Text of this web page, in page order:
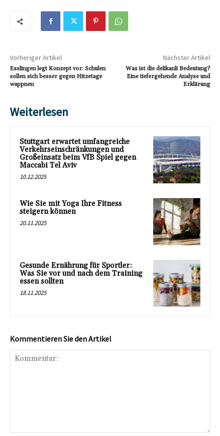
Vorheriger Artikel
Esslingen legt Konzept vor: Schulen
sollen sich besser gegen Hitzetage
wappnen
Nächster Artikel
Was ist die delikanli Bedeutung?
Eine tiefergehende Analyse und
Erklärung
Weiterlesen
Stuttgart erwartet umfangreiche
Verkehrseinschränkungen und
Großeinsatz beim VfB Spiel gegen
Maccabi Tel Aviv
10.12.2025
Wie Sie mit Yoga Ihre Fitness
steigern können
20.11.2025
Gesunde Ernährung für Sportler:
Was Sie vor und nach dem Training
essen sollten
18.11.2025
Kommentieren Sie den Artikel